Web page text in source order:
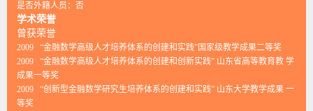
是否外籍人员：否
学术荣誉
曾获荣誉
2009 “金融数学高级人才培养体系的创建和实践”国家级教学成果二等奖
2009 “金融数学高级人才培养体系的创建和创新实践” 山东省高等教育教 学
成果一等奖
2009 “创新型金融数学研究生培养体系的创建和实践” 山东大学教学成果 一
等奖